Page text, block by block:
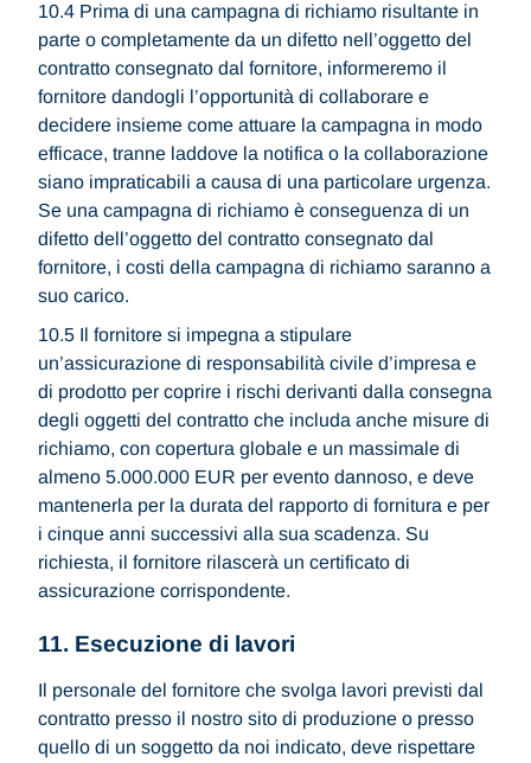
10.4 Prima di una campagna di richiamo risultante in
parte o completamente da un difetto nell’oggetto del
contratto consegnato dal fornitore, informeremo il
fornitore dandogli l’opportunità di collaborare e
decidere insieme come attuare la campagna in modo
efficace, tranne laddove la notifica o la collaborazione
siano impraticabili a causa di una particolare urgenza.
Se una campagna di richiamo è conseguenza di un
difetto dell’oggetto del contratto consegnato dal
fornitore, i costi della campagna di richiamo saranno a
suo carico.
10.5 Il fornitore si impegna a stipulare
un’assicurazione di responsabilità civile d’impresa e
di prodotto per coprire i rischi derivanti dalla consegna
degli oggetti del contratto che includa anche misure di
richiamo, con copertura globale e un massimale di
almeno 5.000.000 EUR per evento dannoso, e deve
mantenerla per la durata del rapporto di fornitura e per
i cinque anni successivi alla sua scadenza. Su
richiesta, il fornitore rilascerà un certificato di
assicurazione corrispondente.
11. Esecuzione di lavori
Il personale del fornitore che svolga lavori previsti dal
contratto presso il nostro sito di produzione o presso
quello di un soggetto da noi indicato, deve rispettare